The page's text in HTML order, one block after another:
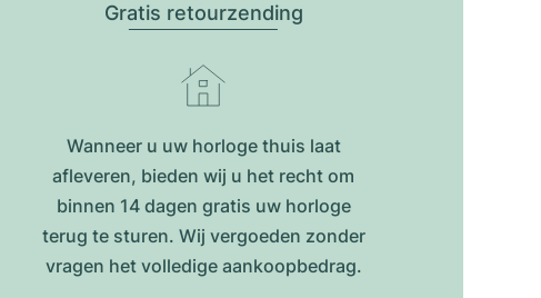
Gratis retourzending
Wanneer u uw horloge thuis laat
afleveren, bieden wij u het recht om
binnen 14 dagen gratis uw horloge
terug te sturen. Wij vergoeden zonder
vragen het volledige aankoopbedrag.